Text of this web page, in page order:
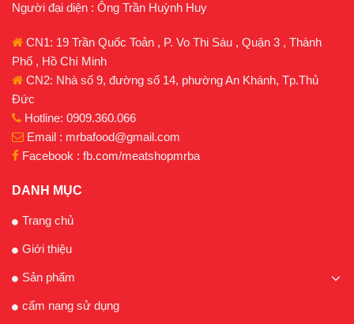
Người đại diện : Ông Trần Huỳnh Huy
CN1: 19 Trần Quốc Toản , P. Vo Thi Sáu , Quận 3 , Thành
Phố , Hồ Chí Minh
CN2: Nhà số 9, đường số 14, phường An Khánh, Tp.Thủ
Đức
Hotline: 0909.360.066
Email : mrbafood@gmail.com
Facebook : fb.com/meatshopmrba
DANH MỤC
Trang chủ
Giới thiệu
Sản phẩm
cẩm nang sử dụng